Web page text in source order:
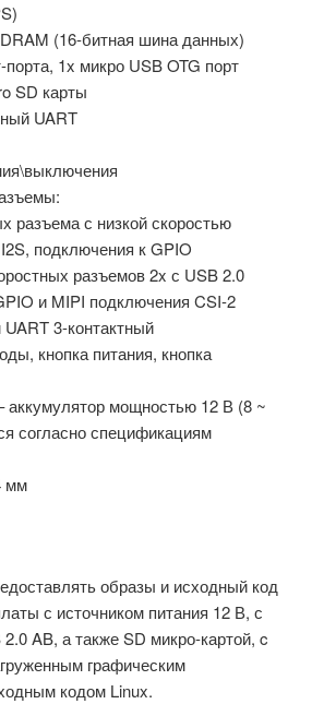
(16-битная шина данных)
1x микро USB OTG порт
SD карты
UART
разъема с низкой скоростью
подключения к GPIO
разъемов 2x с USB 2.0
и MIPI подключения CSI-2
3-контактный
кнопка питания, кнопка
аккумулятор мощностью 12 В (8 ~
согласно спецификациям
мм
образы и исходный код
с источником питания 12 В, с
AB, а также SD микро-картой, c
графическим
кодом Linux.